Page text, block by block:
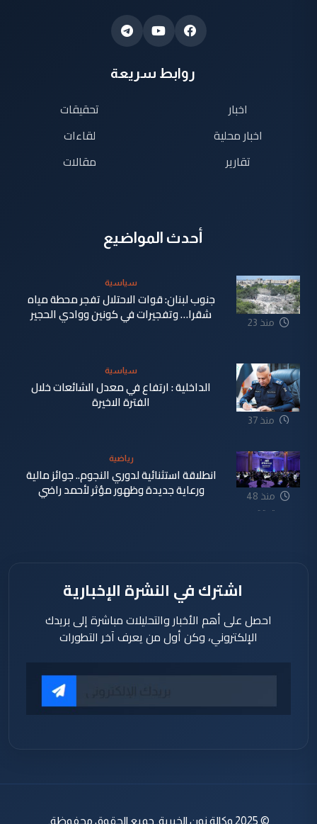
روابط سريعة
اخبار
اخبار محلية
تقارير
تحقيقات
لقاءات
مقالات
أحدث المواضيع
منذ 23
سياسية
جنوب لبنان: قوات الاحتلال تفجر محطة مياه
شقرا… وتفجيرات في كونين ووادي الحجير
منذ 37
سياسية
الداخلية : ارتفاع في معدل الشائعات خلال
الفترة الاخيرة
منذ 48
دقيقة
رياضية
انطلاقة استثنائية لدوري النجوم.. جوائز مالية
ورعاية جديدة وظهور مؤثر لأحمد راضي
اشترك في النشرة الإخبارية
احصل على أهم الأخبار والتحليلات مباشرة إلى بريدك
الإلكتروني، وكن أول من يعرف آخر التطورات
© 2025 وكالة نون الخبرية. جميع الحقوق محفوظة.